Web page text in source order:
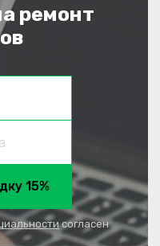
ремонт
15%
согласен